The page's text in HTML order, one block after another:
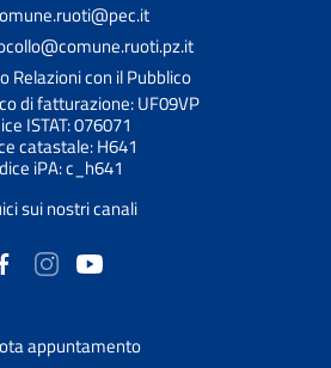
Relazioni con il Pubblico
di fatturazione: UF09VP
ISTAT: 076071
catastale: H641
iPA: c_h641
sui nostri canali
appuntamento